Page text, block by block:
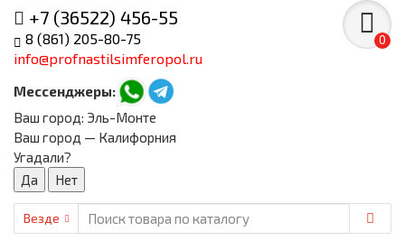
+7 (36522) 456-55
8 (861) 205-80-75
info@profnastilsimferopol.ru
Мессенджеры:
0
Ваш город: Эль-Монте
Ваш город — Калифорния
Угадали?
Везде